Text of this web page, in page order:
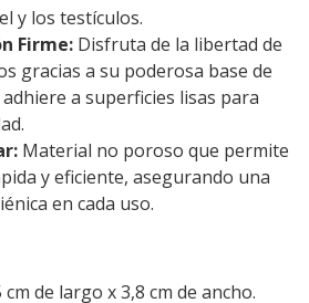
y los testículos.
Firme: Disfruta de la libertad de
gracias a su poderosa base de
a superficies lisas para
Material no poroso que permite
y eficiente, asegurando una
en cada uso.
cm de largo x 3,8 cm de ancho.